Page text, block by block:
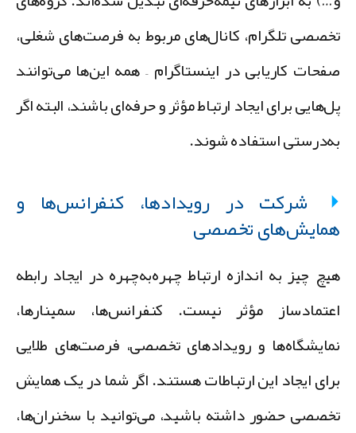
تلگرام، کانال‌های مربوط به فرصت‌های شغلی،
کاریابی در اینستاگرام – همه این‌ها می‌توانند
برای ایجاد ارتباط مؤثر و حرفه‌ای باشند، البته اگر
استفاده شوند.
شرکت در رویدادها، کنفرانس‌ها و
تخصصی
چیز به اندازه ارتباط چهره‌به‌چهره در ایجاد رابطه
مؤثر نیست. کنفرانس‌ها، سمینارها،
و رویدادهای تخصصی، فرصت‌های طلایی
ایجاد این ارتباطات هستند. اگر شما در یک همایش
حضور داشته باشید، می‌توانید با سخنران‌ها،